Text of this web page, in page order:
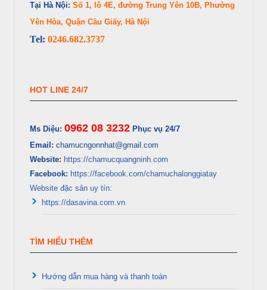
Tại Hà Nội: Số 1, lô 4E, đường Trung Yên 10B, Phường
Yên Hòa, Quận Cầu Giấy, Hà Nội
Tel: 0246.682.3737
HOT LINE 24/7
Ms Diệu: 0962 08 3232 Phục vụ 24/7
Email: chamucngonnhat@gmail.com
Website: https://chamucquangninh.com
Facebook: https://facebook.com/chamuchalonggiatay
Website đặc sản uy tín:
https://dasavina.com.vn
TÌM HIỂU THÊM
Hướng dẫn mua hàng và thanh toán